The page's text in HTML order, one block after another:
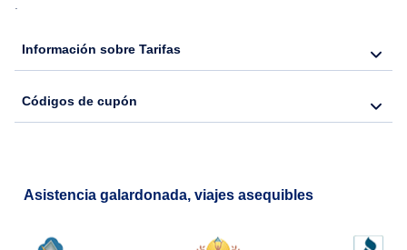
.
Información sobre Tarifas
Códigos de cupón
Asistencia galardonada, viajes asequibles